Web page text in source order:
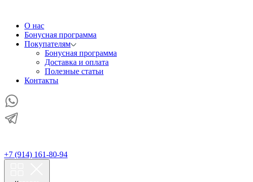
О нас
Бонусная программа
Покупателям
Бонусная программа
Доставка и оплата
Полезные статьи
Контакты
+7 (914) 161-80-94